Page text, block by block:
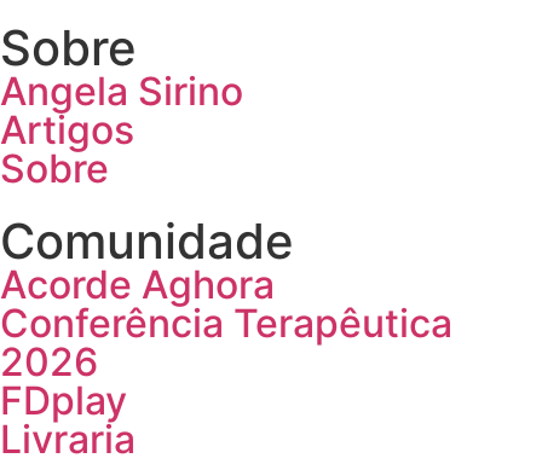
Sobre
Angela Sirino
Artigos
Sobre
Comunidade
Acorde Aghora
Conferência Terapêutica
2026
FDplay
Livraria